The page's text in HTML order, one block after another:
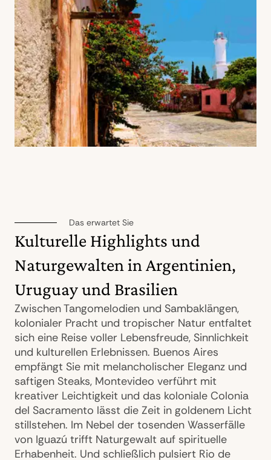
Das erwartet Sie
Kulturelle Highlights und
Naturgewalten in Argentinien,
Uruguay und Brasilien
Zwischen Tangomelodien und Sambaklängen,
kolonialer Pracht und tropischer Natur entfaltet
sich eine Reise voller Lebensfreude, Sinnlichkeit
und kulturellen Erlebnissen. Buenos Aires
empfängt Sie mit melancholischer Eleganz und
saftigen Steaks, Montevideo verführt mit
kreativer Leichtigkeit und das koloniale Colonia
del Sacramento lässt die Zeit in goldenem Licht
stillstehen. Im Nebel der tosenden Wasserfälle
von Iguazú trifft Naturgewalt auf spirituelle
Erhabenheit. Und schließlich pulsiert Rio de